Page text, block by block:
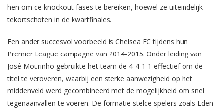
hen om de knockout-fases te bereiken, hoewel ze uiteindelijk
tekortschoten in de kwartfinales.
Een ander succesvol voorbeeld is Chelsea FC tijdens hun
Premier League campagne van 2014-2015. Onder leiding van
José Mourinho gebruikte het team de 4-4-1-1 effectief om de
titel te veroveren, waarbij een sterke aanwezigheid op het
middenveld werd gecombineerd met de mogelijkheid om snel
tegenaanvallen te voeren. De formatie stelde spelers zoals Eden